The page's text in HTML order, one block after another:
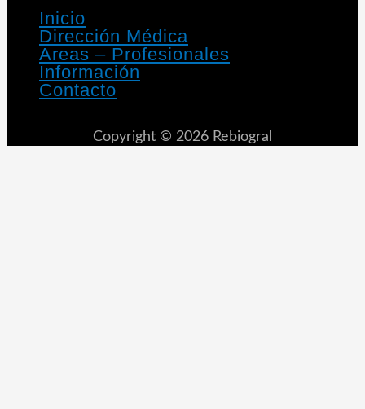
Inicio
Dirección Médica
Areas – Profesionales
Información
Contacto
Copyright © 2026 Rebiogral